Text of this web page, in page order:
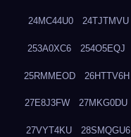
24MC44U0 24TJTMVU
253A0XC6 254O5EQJ
25RMMEOD 26HTTV6H
27E8J3FW 27MKG0DU
27VYT4KU 28SMQGU6